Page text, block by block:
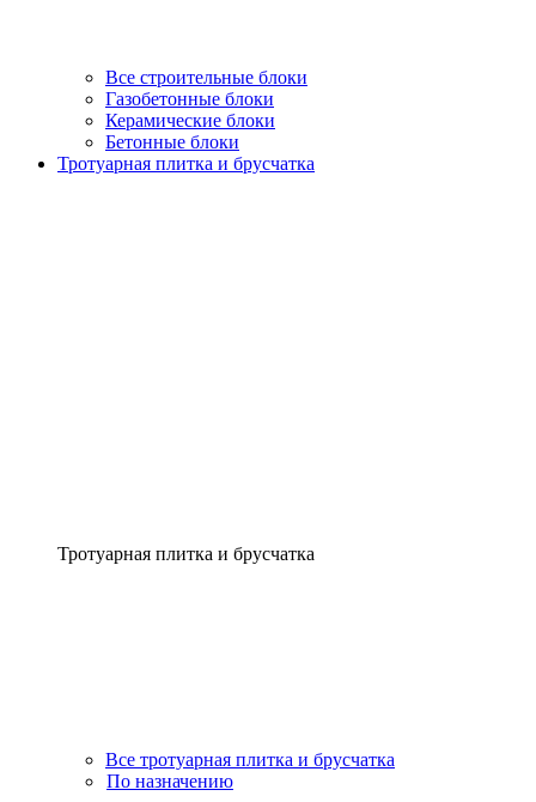
Все строительные блоки
Газобетонные блоки
Керамические блоки
Бетонные блоки
Тротуарная плитка и брусчатка
Тротуарная плитка и брусчатка
Все тротуарная плитка и брусчатка
По назначению